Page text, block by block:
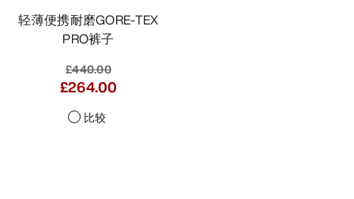
轻薄便携耐磨GORE-TEX
PRO裤子
£440.00
£264.00
比较